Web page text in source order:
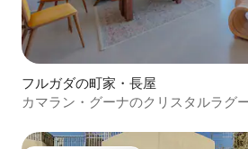
フルガダの町家・長屋
カマラン・グーナのクリスタルラグ